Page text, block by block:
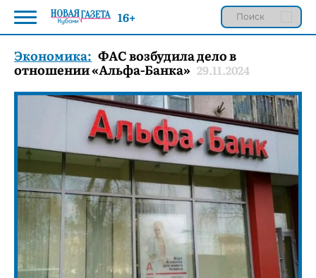
Экономика: ФАС возбудила дело в
отношении «Альфа-Банка» 29.11.2024
16+